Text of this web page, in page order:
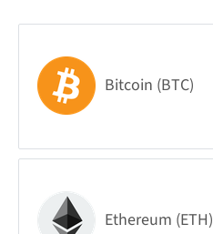
Bitcoin (BTC)
Ethereum (ETH)